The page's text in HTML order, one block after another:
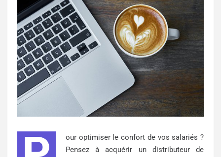
our optimiser le confort de vos salariés ?
Pensez à acquérir un distributeur de